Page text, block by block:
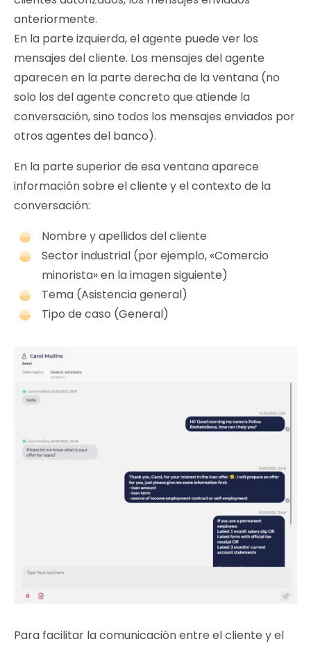
anteriormente.
En la parte izquierda, el agente puede ver los
mensajes del cliente. Los mensajes del agente
aparecen en la parte derecha de la ventana (no
solo los del agente concreto que atiende la
conversación, sino todos los mensajes enviados por
otros agentes del banco).
En la parte superior de esa ventana aparece
información sobre el cliente y el contexto de la
conversación:
Nombre y apellidos del cliente
Sector industrial (por ejemplo, «Comercio
minorista» en la imagen siguiente)
Tema (Asistencia general)
Tipo de caso (General)
Para facilitar la comunicación entre el cliente y el